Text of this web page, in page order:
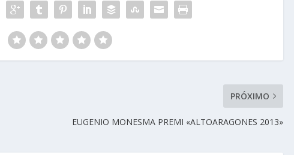
PRÓXIMO
EUGENIO MONESMA PREMI «ALTOARAGONES 2013»